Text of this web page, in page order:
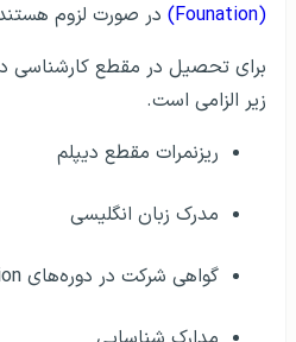
(Founation)
در صورت لزوم
برای تحصیل در مقطع کارشناسی
زیر الزامی است.
ریزنمرات مقطع دیپلم
مدرک زبان انگلیسی
گواهی شرکت در دوره‌های foundation یا A Level